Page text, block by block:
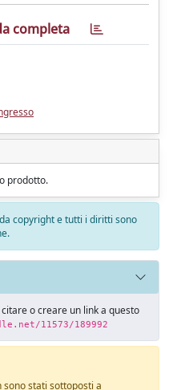
completa
prodotto.
copyright e tutti i diritti sono
o creare un link a questo
11573/189992
stati sottoposti a